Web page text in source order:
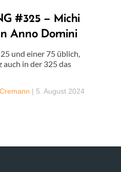
#325 – Michi
Anno Domini
und einer 75 üblich,
in der 325 das
| 5. August 2024